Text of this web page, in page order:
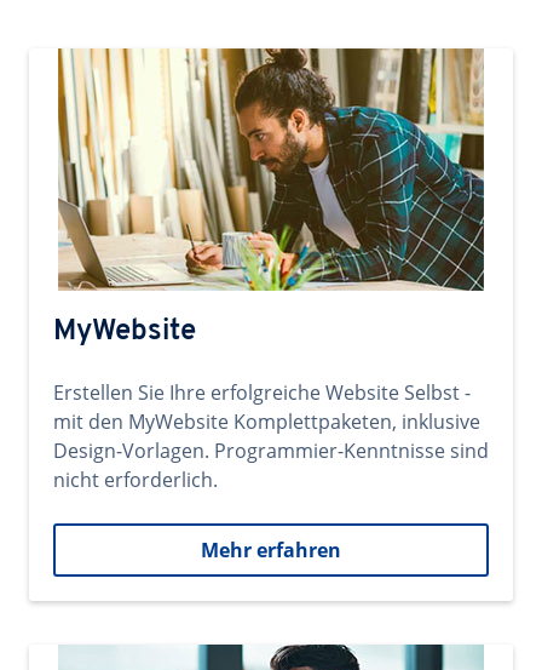
MyWebsite
Erstellen Sie Ihre erfolgreiche Website Selbst -
mit den MyWebsite Komplettpaketen, inklusive
Design-Vorlagen. Programmier-Kenntnisse sind
nicht erforderlich.
Mehr erfahren